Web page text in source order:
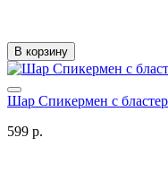
В корзину
Шар Спикермен с
599 р.